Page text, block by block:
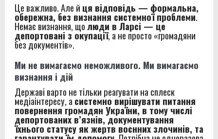
Це важливо. Але й ця відповідь — формальна,
обережна, без визнання системної проблеми.
Немає визнання, щолюди в Ларсі — це
депортовані з окупації, а не просто «громадяни
без документів».
Ми не вимагаємо неможливого. Ми вимагаємо
визнання і дій
Державі варто не тільки реагувати на сплеск
медіаінтересу, а системно вирішувати питання
повернення громадян України, в тому числі
депортованих в’язнів, документування
їхнього статусу як жертв воєнних злочинів, та